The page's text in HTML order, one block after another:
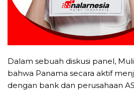
Dalam sebuah diskusi panel,
bahwa Panama secara aktif
dengan bank dan perusahaan